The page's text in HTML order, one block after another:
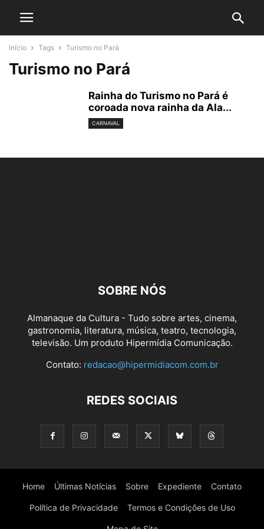
Início Tags Turismo no Pará
Turismo no Pará
Rainha do Turismo no Pará é
coroada nova rainha da Ala...
CARNAVAL
SOBRE NÓS
Almanaque da Cultura - Tudo sobre artes, cinema,
gastronomia, literatura, música, teatro, tecnologia,
televisão. Um produto Hipermídia Comunicação.
Contato: redacao@hipermidiacom.com.br
REDES SOCIAIS
Home Últimas Notícias Sobre Expediente Contato
Política de Privacidade Termos e Condições de Uso